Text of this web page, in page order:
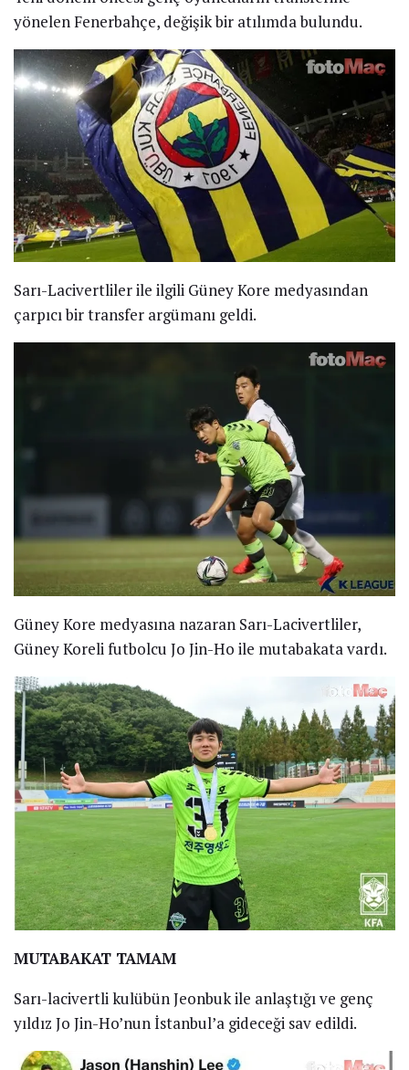
yönelen Fenerbahçe, değişik bir atılımda bulundu.
Sarı-Lacivertliler ile ilgili Güney Kore medyasından
çarpıcı bir transfer argümanı geldi.
Güney Kore medyasına nazaran Sarı-Lacivertliler,
Güney Koreli futbolcu Jo Jin-Ho ile mutabakata vardı.
MUTABAKAT TAMAM
Sarı-lacivertli kulübün Jeonbuk ile anlaştığı ve genç
yıldız Jo Jin-Ho’nun İstanbul’a gideceği sav edildi.